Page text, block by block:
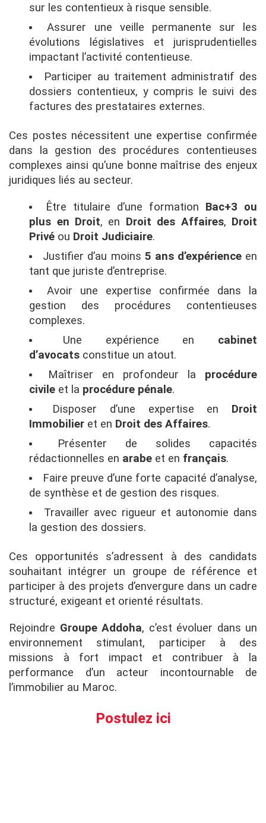
sur les contentieux à risque sensible.
Assurer une veille permanente sur les
évolutions législatives et jurisprudentielles
impactant l’activité contentieuse.
Participer au traitement administratif des
dossiers contentieux, y compris le suivi des
factures des prestataires externes.
Ces postes nécessitent une expertise confirmée
dans la gestion des procédures contentieuses
complexes ainsi qu’une bonne maîtrise des enjeux
juridiques liés au secteur.
Être titulaire d’une formation Bac+3 ou
plus en Droit, en Droit des Affaires, Droit
Privé ou Droit Judiciaire.
Justifier d’au moins 5 ans d’expérienceen
tant que juriste d’entreprise.
Avoir une expertise confirmée dans la
gestion des procédures contentieuses
complexes.
Une expérience en cabinet
d’avocats constitue un atout.
Maîtriser en profondeur la procédure
civile et la procédure pénale.
Disposer d’une expertise en Droit
Immobilier et en Droit des Affaires.
Présenter de solides capacités
rédactionnelles en arabe et en français.
Faire preuve d’une forte capacité d’analyse,
de synthèse et de gestion des risques.
Travailler avec rigueur et autonomie dans
la gestion des dossiers.
Ces opportunités s’adressent à des candidats
souhaitant intégrer un groupe de référence et
participer à des projets d’envergure dans un cadre
structuré, exigeant et orienté résultats.
Rejoindre Groupe Addoha, c’est évoluer dans un
environnement stimulant, participer à des
missions à fort impact et contribuer à la
performance d’un acteur incontournable de
l’immobilier au Maroc.
Postulez ici